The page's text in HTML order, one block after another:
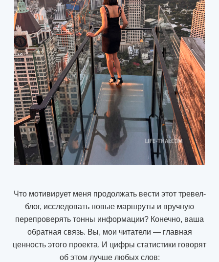
Что мотивирует меня продолжать вести этот тревел-
блог, исследовать новые маршруты и вручную
перепроверять тонны информации? Конечно, ваша
обратная связь. Вы, мои читатели — главная
ценность этого проекта. И цифры статистики говорят
об этом лучше любых слов: